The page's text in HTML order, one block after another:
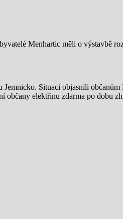
Menhartic měli o výstavbě
Situaci objasnili občanům
občany elektřinu zdarma po dobu